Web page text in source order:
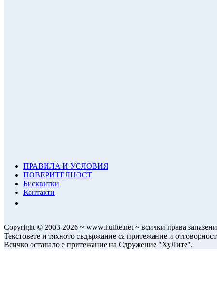
ПРАВИЛА И УСЛОВИЯ
ПОВЕРИТЕЛНОСТ
Бисквитки
Контакти
Copyright © 2003-2026 ~ www.hulite.net ~ всички права
Текстовете и тяхното съдържание са притежание и
Всичко останало е притежание на Сдружение "ХуЛите".